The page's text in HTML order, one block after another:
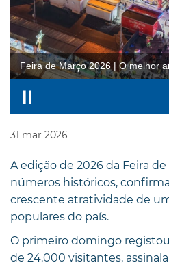
Feira de Março 2026 | O melhor
31 mar 2026
A edição de 2026 da Feira
números históricos,
crescente atratividade de
populares do país.
O primeiro domingo
de 24.000 visitantes,